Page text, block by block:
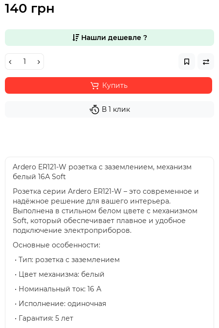
140 грн
Нашли дешевле ?
Купить
В 1 клик
Ardero ER121-W розетка с заземлением, механизм
белый 16А Soft
Розетка серии Ardero ER121-W – это современное и
надёжное решение для вашего интерьера.
Выполнена в стильном белом цвете с механизмом
Soft, который обеспечивает плавное и удобное
подключение электроприборов.
Основные особенности:
• Тип: розетка с заземлением
• Цвет механизма: белый
• Номинальный ток: 16 А
• Исполнение: одиночная
• Гарантия: 5 лет